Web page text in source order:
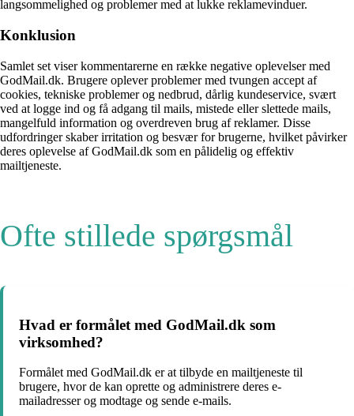
langsommelighed og problemer med at lukke reklamevinduer.
Konklusion
Samlet set viser kommentarerne en række negative oplevelser med
GodMail.dk. Brugere oplever problemer med tvungen accept af
cookies, tekniske problemer og nedbrud, dårlig kundeservice, svært
ved at logge ind og få adgang til mails, mistede eller slettede mails,
mangelfuld information og overdreven brug af reklamer. Disse
udfordringer skaber irritation og besvær for brugerne, hvilket påvirker
deres oplevelse af GodMail.dk som en pålidelig og effektiv
mailtjeneste.
Ofte stillede spørgsmål
Hvad er formålet med GodMail.dk som
virksomhed?
Formålet med GodMail.dk er at tilbyde en mailtjeneste til
brugere, hvor de kan oprette og administrere deres e-
mailadresser og modtage og sende e-mails.